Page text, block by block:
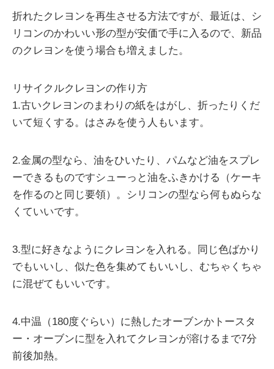
折れたクレヨンを再生させる方法ですが、最近は、シ
リコンのかわいい形の型が安価で手に入るので、新品
のクレヨンを使う場合も増えました。
リサイクルクレヨンの作り方
1.古いクレヨンのまわりの紙をはがし、折ったりくだ
いて短くする。はさみを使う人もいます。
2.金属の型なら、油をひいたり、パムなど油をスプレ
ーできるものですシューっと油をふきかける（ケーキ
を作るのと同じ要領）。シリコンの型なら何もぬらな
くていいです。
3.型に好きなようにクレヨンを入れる。同じ色ばかり
でもいいし、似た色を集めてもいいし、むちゃくちゃ
に混ぜてもいいです。
4.中温（180度ぐらい）に熱したオーブンかトースタ
ー・オーブンに型を入れてクレヨンが溶けるまで7分
前後加熱。